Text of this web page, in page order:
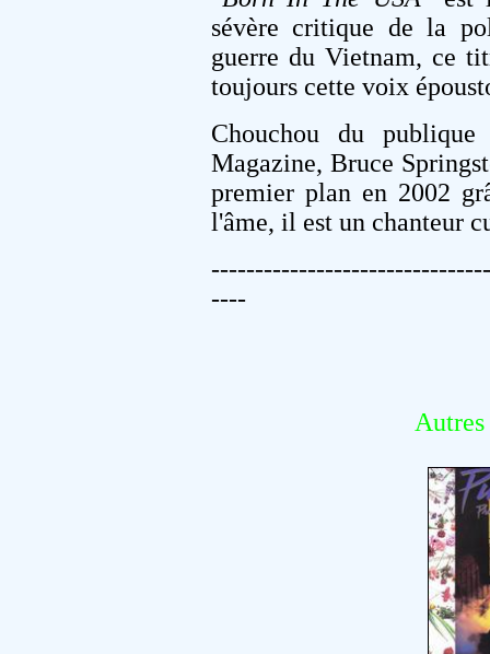
sévère critique de la
guerre du Vietnam, ce
toujours cette voix
Chouchou du
Magazine, Bruce
premier plan en 2002
l'âme, il est un chanteur
----